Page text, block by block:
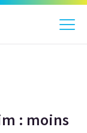
: moins